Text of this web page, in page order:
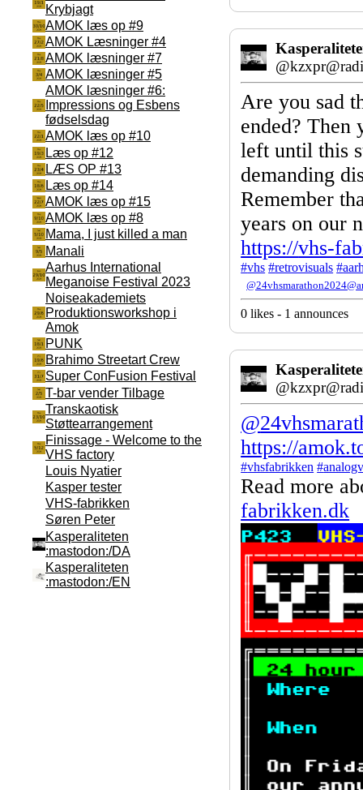
Krybjagt
AMOK læs op #9
AMOK Læsninger #4
AMOK læsninger #7
AMOK læsninger #5
AMOK læsninger #6:
Impressions og Esbens
fødselsdag
AMOK læs op #10
Læs op #12
LÆS OP #13
Læs op #14
AMOK læs op #15
AMOK læs op #8
Mama, I just killed a man
Manali
Aarhus International
Meganoise Festival 2023
Noiseakademiets
Produktionsworkshop i
Amok
PUNK
Brahimo Streetart Crew
Super ConFusion Festival
T-bar vender Tilbage
Transkaotisk
Støttearrangement
Finissage - Welcome to the
VHS factory
Louis Nyatier
Kasper tester
VHS-fabrikken
Søren Peter
Kasperaliteten
:mastodon:/DA
Kasperaliteten
:mastodon:/EN
Are you sad
ended? Then
left until this
demanding
Remember
years on our
https://vhs-
#vhs #retrovisuals #
0 likes - 1 announces
@
https://
#vhsfabrikken #
Read more
fabrikken.dk